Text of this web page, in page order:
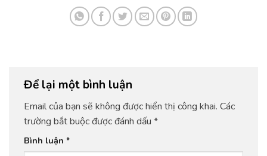
Để lại một bình luận
Email của bạn sẽ không được hiển thị công khai. Các
trường bắt buộc được đánh dấu *
Bình luận *